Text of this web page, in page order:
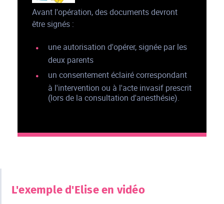
Avant l'opération, des documents devront
être signés :
une autorisation d'opérer, signée par les
deux parents
un consentement éclairé correspondant
à l'intervention ou à l'acte invasif prescrit
(lors de la consultation d'anesthésie).
L'exemple d'Elise en vidéo